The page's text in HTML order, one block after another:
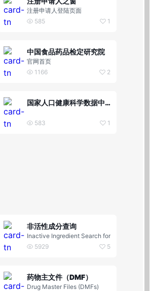
注册申请人登陆页面
585
1
中国食品药品检定研究院
官网首页
1166
2
国家人口健康科学数据中心
583 1
非活性成分查询
Inactive Ingredient Search for
Approved Drug Products Sea
5929 5
药物主文件（DMF）
Drug Master Files (DMFs)